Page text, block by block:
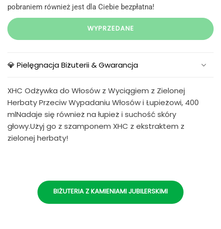
pobraniem również jest dla Ciebie bezpłatna!
WYPRZEDANE
💎 Pielęgnacja Biżuterii & Gwarancja
XHC Odżywka do Włosów z Wyciągiem z Zielonej
Herbaty Przeciw Wypadaniu Włosów i Łupieżowi, 400
mlNadaje się również na łupież i suchość skóry
głowy.Użyj go z szamponem XHC z ekstraktem z
zielonej herbaty!
BIŻUTERIA Z KAMIENIAMI JUBILERSKIMI